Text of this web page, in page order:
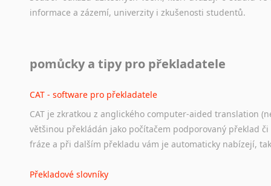
informace a zázemí, univerzity i zkušenosti studentů.
Odkazy poskytující cenné informace nekomerčního
Studium v Austrálii
Soubor odkazů užitečných všem, kteří uvažují o studiu v
a zázemí, australské univerzity a samozřejmě i osobní
Práce v Austrálii
pomůcky a tipy pro překladatele
CAT - software pro překladatele
CAT je zkratkou z anglického computer-aided translation
většinou překládán jako počítačem podporovaný překlad
fráze a při dalším překladu vám je automaticky nabízejí,
Překladové slovníky